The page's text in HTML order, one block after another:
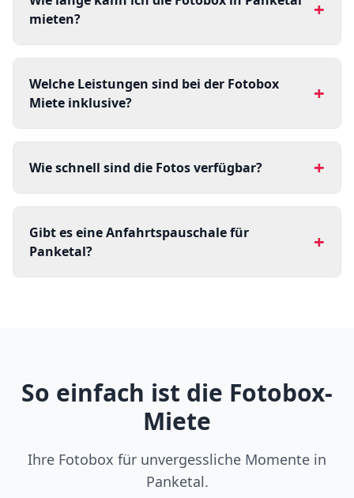
mieten?
+
Welche Leistungen sind bei der Fotobox
Miete inklusive?
+
Wie schnell sind die Fotos verfügbar? +
Gibt es eine Anfahrtspauschale für
Panketal?
+
So einfach ist die Fotobox-
Miete
Ihre Fotobox für unvergessliche Momente in
Panketal.